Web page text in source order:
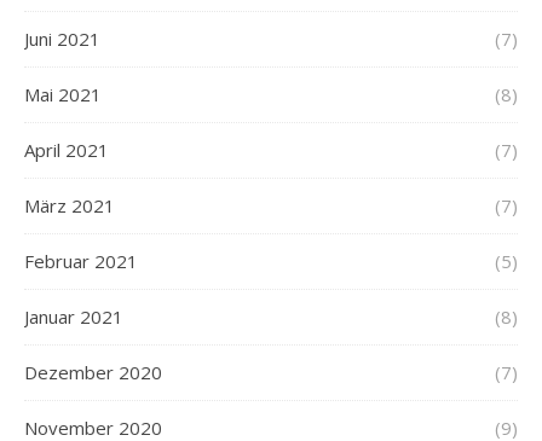
Juni 2021 (7)
Mai 2021 (8)
April 2021 (7)
März 2021 (7)
Februar 2021 (5)
Januar 2021 (8)
Dezember 2020 (7)
November 2020 (9)